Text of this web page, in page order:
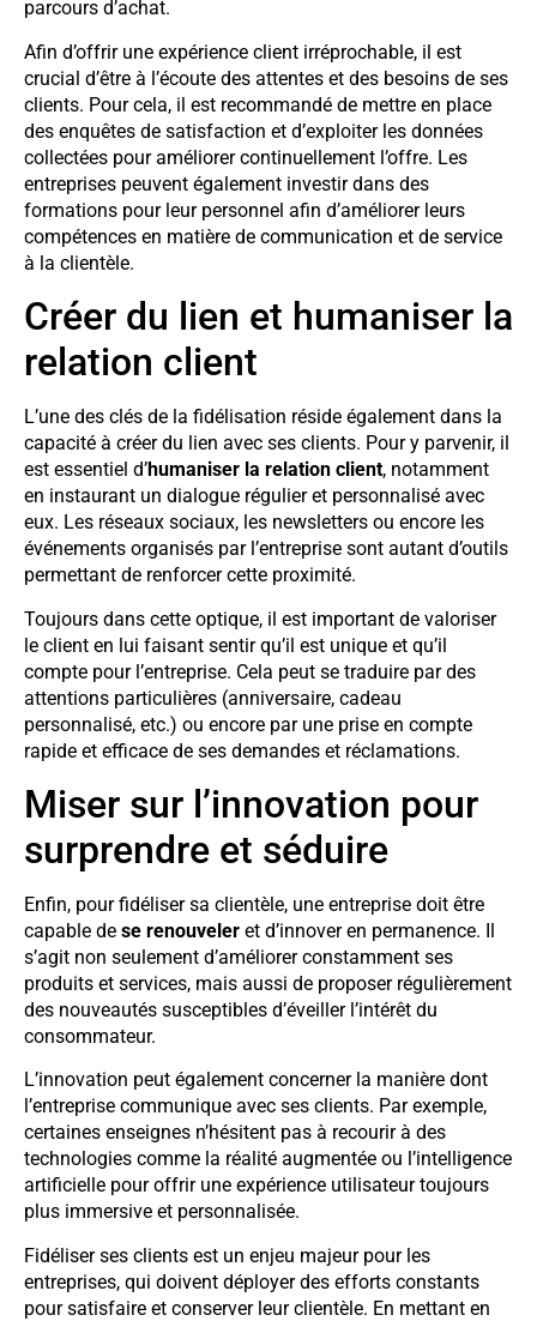
parcours d’achat.
Afin d’offrir une expérience client irréprochable, il est
crucial d’être à l’écoute des attentes et des besoins de ses
clients. Pour cela, il est recommandé de mettre en place
des enquêtes de satisfaction et d’exploiter les données
collectées pour améliorer continuellement l’offre. Les
entreprises peuvent également investir dans des
formations pour leur personnel afin d’améliorer leurs
compétences en matière de communication et de service
à la clientèle.
Créer du lien et humaniser la
relation client
L’une des clés de la fidélisation réside également dans la
capacité à créer du lien avec ses clients. Pour y parvenir, il
est essentiel d’humaniser la relation client, notamment
en instaurant un dialogue régulier et personnalisé avec
eux. Les réseaux sociaux, les newsletters ou encore les
événements organisés par l’entreprise sont autant d’outils
permettant de renforcer cette proximité.
Toujours dans cette optique, il est important de valoriser
le client en lui faisant sentir qu’il est unique et qu’il
compte pour l’entreprise. Cela peut se traduire par des
attentions particulières (anniversaire, cadeau
personnalisé, etc.) ou encore par une prise en compte
rapide et efficace de ses demandes et réclamations.
Miser sur l’innovation pour
surprendre et séduire
Enfin, pour fidéliser sa clientèle, une entreprise doit être
capable de se renouveler et d’innover en permanence. Il
s’agit non seulement d’améliorer constamment ses
produits et services, mais aussi de proposer régulièrement
des nouveautés susceptibles d’éveiller l’intérêt du
consommateur.
L’innovation peut également concerner la manière dont
l’entreprise communique avec ses clients. Par exemple,
certaines enseignes n’hésitent pas à recourir à des
technologies comme la réalité augmentée ou l’intelligence
artificielle pour offrir une expérience utilisateur toujours
plus immersive et personnalisée.
Fidéliser ses clients est un enjeu majeur pour les
entreprises, qui doivent déployer des efforts constants
pour satisfaire et conserver leur clientèle. En mettant en